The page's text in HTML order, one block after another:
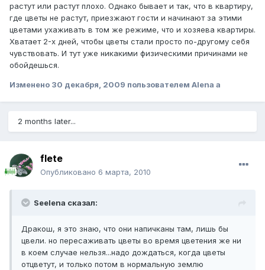
растут или растут плохо. Однако бывает и так, что в квартиру,
где цветы не растут, приезжают гости и начинают за этими
цветами ухаживать в том же режиме, что и хозяева квартиры.
Хватает 2-х дней, чтобы цветы стали просто по-другому себя
чувствовать. И тут уже никакими физическими причинами не
обойдешься.
Изменено 30 декабря, 2009 пользователем Alena a
2 months later...
flete
Опубликовано 6 марта, 2010
Seelena сказал:
Дракош, я это знаю, что они напичканы там, лишь бы
цвели. но пересаживать цветы во время цветения же ни
в коем случае нельзя...надо дождаться, когда цветы
отцветут, и только потом в нормальную землю